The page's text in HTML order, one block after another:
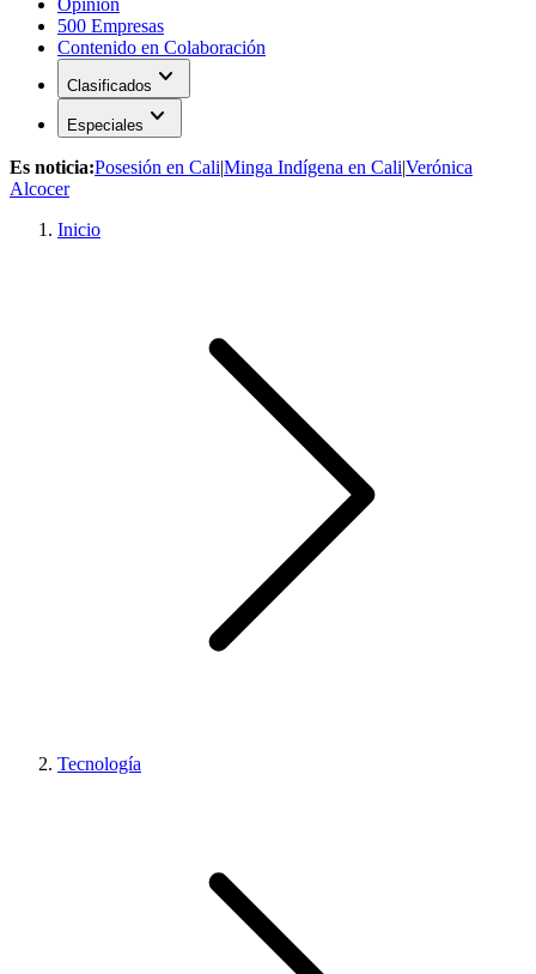
Opinión
500 Empresas
Contenido en Colaboración
Clasificados expand_more
Especiales expand_more
Es noticia:Posesión en Cali|Minga Indígena en Cali|Verónica
Alcocer
Inicio
Tecnología